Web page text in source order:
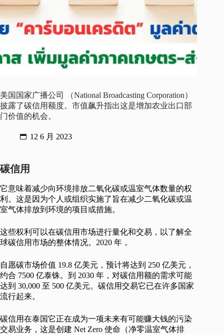
美国国家广播公司 （National Broadcasting Corporation）
披露了碳信用额度。市值飙升指出这是增加农业出口部
门价值的机会。
12 6 月 2023
碳信用
它意味着减少向环境排放二氧化碳或温室气体数量的权
利。这是因为个人或组织实施了旨在减少二氧化碳或温
室气体排放到环境的项目或措施。
这些权利可以在碳信用市场进行量化和交易，以了解全
球碳信用市场的整体情况。2020 年，
自愿碳市场价值 19.8 亿美元，预计将达到 250 亿美元，
约合 7500 亿泰铢。到 2030 年，对碳信用额的需求可能
达到 30,000 至 500 亿美元。碳信用交易它已在许多国家
流行起来。
碳信用在泰国它正在成为一项未来有可能赚大钱的污染
交易业务，这是创建 Net Zero 使命（净零温室气体排